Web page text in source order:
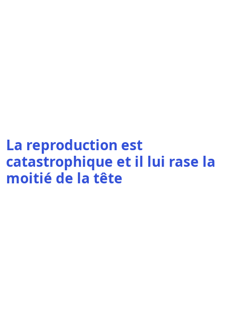
La reproduction est
catastrophique et il lui rase la
moitié de la tête